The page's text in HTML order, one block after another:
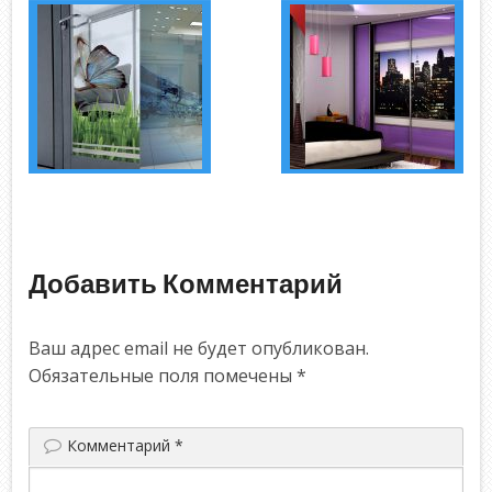
Добавить Комментарий
Ваш адрес email не будет опубликован.
Обязательные поля помечены*
Комментарий*